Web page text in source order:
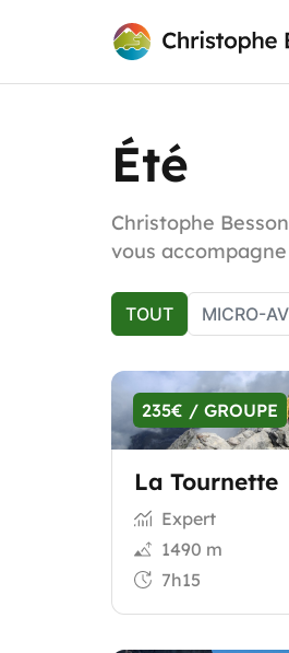
Été
Christophe
vous
MICRO-
TOUT
235€ / GROUPE
La Tournette
Expert
1490 m
7h15